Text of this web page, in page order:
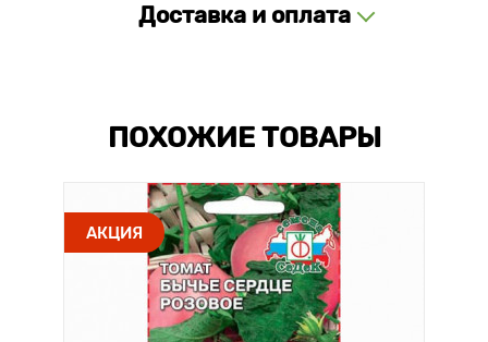
Доставка и оплата
ПОХОЖИЕ ТОВАРЫ
АКЦИЯ